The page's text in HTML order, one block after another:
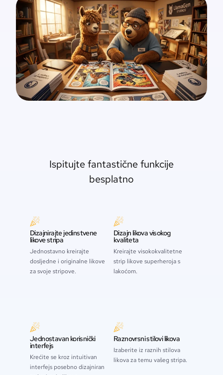
Ispitujte fantastične funkcije
besplatno
Dizajnirajte jedinstvene
likove stripa
Jednostavno kreirajte
dosljedne i originalne likove
za svoje stripove.
Dizajn likova visokog
kvaliteta
Kreirajte visokokvalitetne
strip likove superheroja s
lakoćom.
Jednostavan korisnički
interfejs
Krećite se kroz intuitivan
interfejs posebno dizajniran
Raznovrsni stilovi likova
Izaberite iz raznih stilova
likova za temu vašeg stripa.